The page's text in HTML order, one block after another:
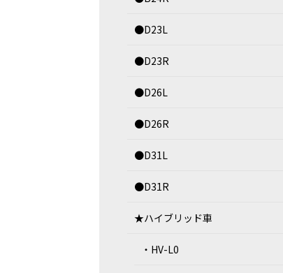
●D23L
●D23R
●D26L
●D26R
●D31L
●D31R
★ハイブリッド車
・HV-L0